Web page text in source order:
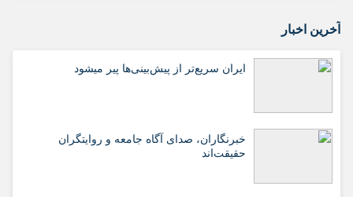
آخرین اخبار
ایران سریع‌تر از پیش‌بینی‌ها پیر میشود
خبرنگاران، صدای آگاه جامعه و روایتگران
حقیقت‌اند